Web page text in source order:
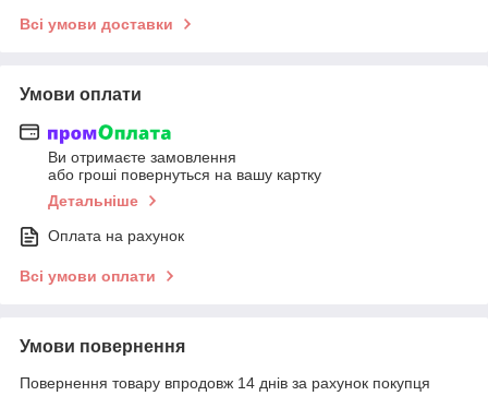
Всі умови доставки
Умови оплати
Ви отримаєте замовлення
або гроші повернуться на вашу картку
Детальніше
Оплата на рахунок
Всі умови оплати
Умови повернення
Повернення товару впродовж 14 днів за рахунок покупця